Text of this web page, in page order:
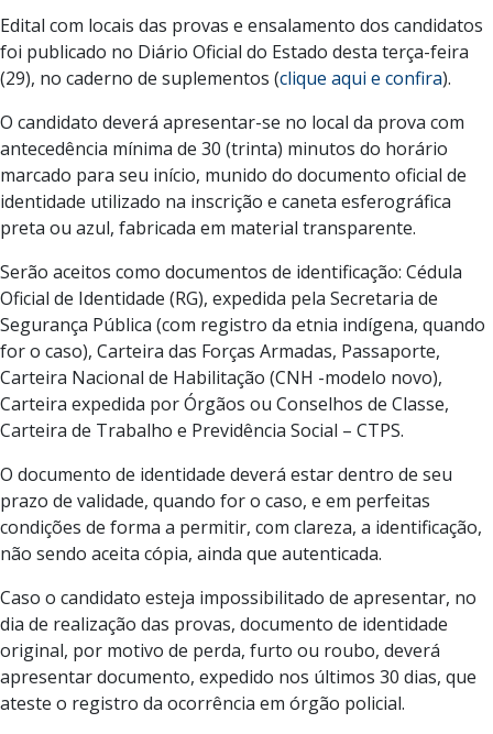
Edital com locais das provas e ensalamento dos candidatos
foi publicado no Diário Oficial do Estado desta terça-feira
(29), no caderno de suplementos (clique aqui e confira).
O candidato deverá apresentar-se no local da prova com
antecedência mínima de 30 (trinta) minutos do horário
marcado para seu início, munido do documento oficial de
identidade utilizado na inscrição e caneta esferográfica
preta ou azul, fabricada em material transparente.
Serão aceitos como documentos de identificação: Cédula
Oficial de Identidade (RG), expedida pela Secretaria de
Segurança Pública (com registro da etnia indígena, quando
for o caso), Carteira das Forças Armadas, Passaporte,
Carteira Nacional de Habilitação (CNH -modelo novo),
Carteira expedida por Órgãos ou Conselhos de Classe,
Carteira de Trabalho e Previdência Social – CTPS.
O documento de identidade deverá estar dentro de seu
prazo de validade, quando for o caso, e em perfeitas
condições de forma a permitir, com clareza, a identificação,
não sendo aceita cópia, ainda que autenticada.
Caso o candidato esteja impossibilitado de apresentar, no
dia de realização das provas, documento de identidade
original, por motivo de perda, furto ou roubo, deverá
apresentar documento, expedido nos últimos 30 dias, que
ateste o registro da ocorrência em órgão policial.